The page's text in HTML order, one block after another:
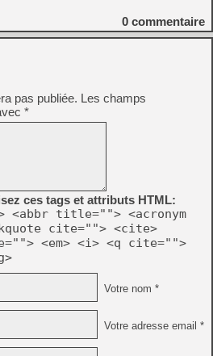
0 commentaire
pas publiée. Les champs
*
ces tags et attributs HTML:
title=""> <acronym
cite=""> <cite>
<em> <i> <q cite="">
Votre nom *
Votre adresse email *